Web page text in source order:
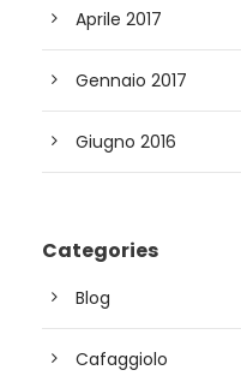
Aprile 2017
Gennaio 2017
Giugno 2016
Categories
Blog
Cafaggiolo